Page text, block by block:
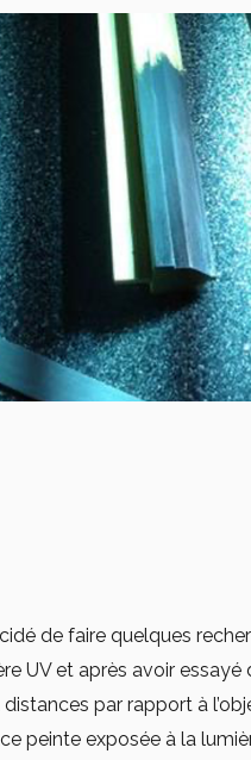
de faire quelques
UV et après avoir essayé
par rapport à
peinte exposée à la